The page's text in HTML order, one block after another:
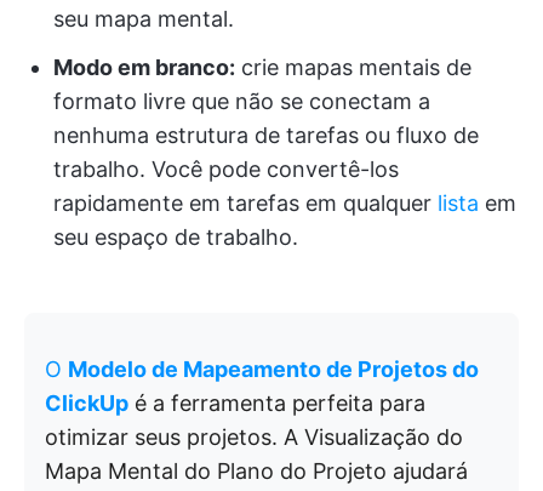
seu mapa mental.
Modo em branco: crie mapas mentais de
formato livre que não se conectam a
nenhuma estrutura de tarefas ou fluxo de
trabalho. Você pode convertê-los
rapidamente em tarefas em qualquer lista em
seu espaço de trabalho.
O Modelo de Mapeamento de Projetos do
ClickUp é a ferramenta perfeita para
otimizar seus projetos. A Visualização do
Mapa Mental do Plano do Projeto ajudará